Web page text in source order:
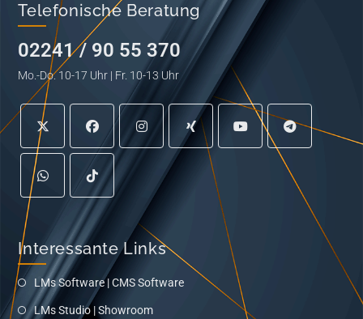
Telefonische Beratung
02241 / 90 55 370
Mo.-Do. 10-17 Uhr | Fr. 10-13 Uhr
Interessante Links
LMs Software | CMS Software
LMs Studio | Showroom